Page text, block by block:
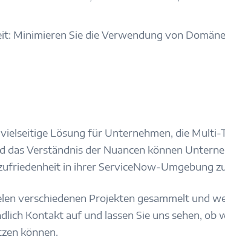
Minimieren Sie die Verwendung von
Lösung für Unternehmen, die
das Verständnis der Nuancen können
in ihrer ServiceNow-Umgebung
verschiedenen Projekten gesammelt und
Kontakt auf und lassen Sie uns sehen,
können.